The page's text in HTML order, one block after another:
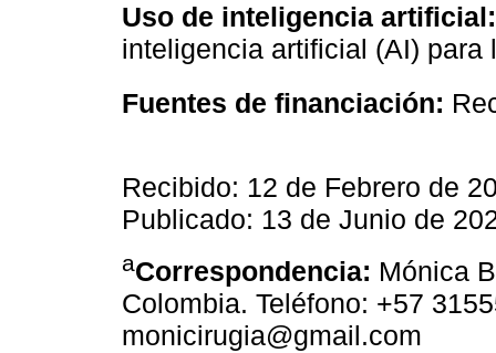
Uso de inteligencia artificial:
inteligencia artificial (AI)
Fuentes de financiación:
Recibido: 12 de Febrero de
Publicado: 13 de Junio de
aCorrespondencia: Mónica
Colombia. Teléfono: +57
monicirugia@gmail.com